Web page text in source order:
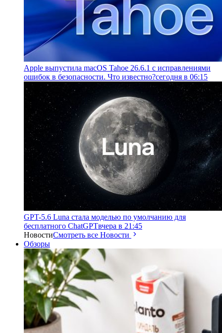
Apple выпустила macOS Tahoe 26.6.1 с исправлениями
ошибок в безопасности. Что известно?сегодня в 06:15
GPT-5.6 Luna стала моделью по умолчанию для
бесплатного ChatGPTвчера в 21:45
НовостиСмотреть все Новости
Обзоры